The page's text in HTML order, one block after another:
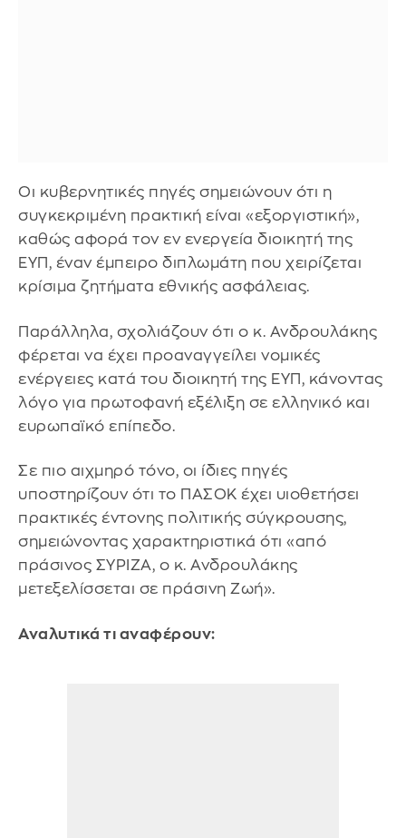
Οι κυβερνητικές πηγές σημειώνουν ότι η
συγκεκριμένη πρακτική είναι «εξοργιστική»,
καθώς αφορά τον εν ενεργεία διοικητή της
ΕΥΠ, έναν έμπειρο διπλωμάτη που χειρίζεται
κρίσιμα ζητήματα εθνικής ασφάλειας.
Παράλληλα, σχολιάζουν ότι ο κ. Ανδρουλάκης
φέρεται να έχει προαναγγείλει νομικές
ενέργειες κατά του διοικητή της ΕΥΠ, κάνοντας
λόγο για πρωτοφανή εξέλιξη σε ελληνικό και
ευρωπαϊκό επίπεδο.
Σε πιο αιχμηρό τόνο, οι ίδιες πηγές
υποστηρίζουν ότι το ΠΑΣΟΚ έχει υιοθετήσει
πρακτικές έντονης πολιτικής σύγκρουσης,
σημειώνοντας χαρακτηριστικά ότι «από
πράσινος ΣΥΡΙΖΑ, ο κ. Ανδρουλάκης
μετεξελίσσεται σε πράσινη Ζωή».
Αναλυτικά τι αναφέρουν: